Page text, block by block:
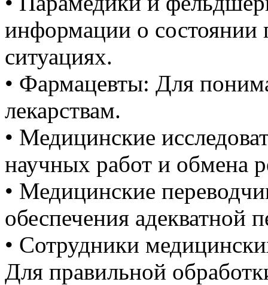
информации о состоянии
ситуациях.
• Фармацевты: Для
лекарствам.
• Медицинские
научных работ и обмена
• Медицинские
обеспечения адекватной
• Сотрудники
Для правильной